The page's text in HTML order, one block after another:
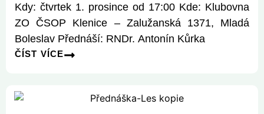
Kdy: čtvrtek 1. prosince od 17:00 Kde: Klubovna
ZO ČSOP Klenice – Zalužanská 1371, Mladá
Boleslav Přednáší: RNDr. Antonín Kůrka
ČÍST VÍCE